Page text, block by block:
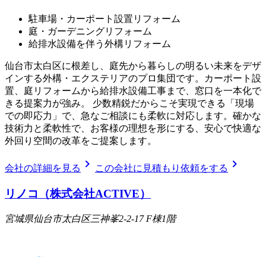
駐車場・カーポート設置リフォーム
庭・ガーデニングリフォーム
給排水設備を伴う外構リフォーム
仙台市太白区に根差し、庭先から暮らしの明るい未来をデザ
インする外構・エクステリアのプロ集団です。カーポート設
置、庭リフォームから給排水設備工事まで、窓口を一本化で
きる提案力が強み。 少数精鋭だからこそ実現できる「現場
での即応力」で、急なご相談にも柔軟に対応します。確かな
技術力と柔軟性で、お客様の理想を形にする、安心で快適な
外回り空間の改革をご提案します。
会社の詳細を見る chevron_right この会社に見積もり依頼をする chevron_right
リノコ（株式会社ACTIVE）
宮城県仙台市太白区三神峯2-2-17 F棟1階